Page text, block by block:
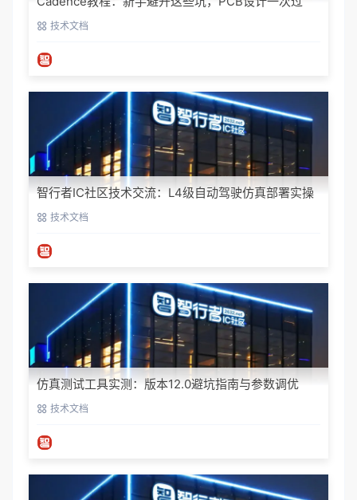
技术文档
智行者IC社区技术交流：L4级自动驾驶仿真部署实操
指南技术文档
仿真测试工具实测：版本12.0避坑指南与参数调优
技术文档